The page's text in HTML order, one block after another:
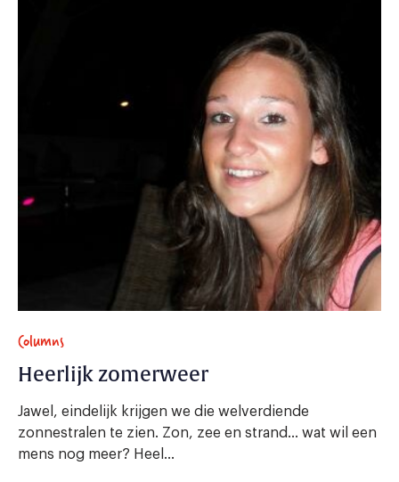
Columns
Heerlijk zomerweer
Jawel, eindelijk krijgen we die welverdiende
zonnestralen te zien. Zon, zee en strand… wat wil een
mens nog meer? Heel...